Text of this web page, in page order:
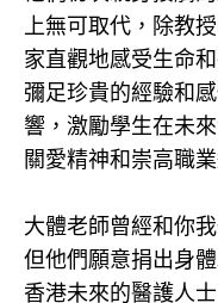
上無可取代，除教
家直觀地感受生命
彌足珍貴的經驗和
響，激勵學生在未
關愛精神和崇高職
大體老師曾經和你
但他們願意捐出身
香港未來的醫護人